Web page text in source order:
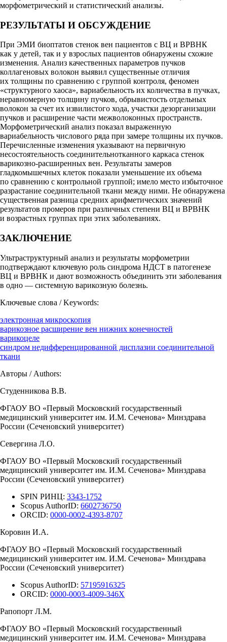
морфометрический и статистический анализы.
РЕЗУЛЬТАТЫ И ОБСУЖДЕНИЕ
При ЭМИ биоптатов стенок вен пациентов с ВЦ и ВРВНК
как у детей, так и у взрослых пациентов обнаружены схожие
изменения. Анализ качественных параметров пучков
коллагеновых волокон выявил существенные отличия
их толщины по сравнению с группой контроля, феномен
«структурного хаоса», вариабельность их количества в пучках,
неравномерную толщину пучков, обрывистость отдельных
волокон за счет их извилистого хода, участки дезорганизации
пучков и расширение части межволоконных пространств.
Морфометрический анализ показал выраженную
вариабельность числового ряда при замере толщины их пучков.
Перечисленные изменения указывают на первичную
несостоятельность соединительнотканного каркаса стенок
варикозно-расширенных вен. Результаты замеров
гладкомышечных клеток показали уменьшение их объема
по сравнению с контрольной группой; имело место избыточное
разрастание соединительной ткани между ними. Не обнаружена
существенная разница средних арифметических значений
результатов промеров при различных степени ВЦ и ВРВНК
и возрастных группах при этих заболеваниях.
ЗАКЛЮЧЕНИЕ
Ультраструктурный анализ и результаты морфометрии
подтверждают ключевую роль синдрома НДСТ в патогенезе
ВЦ и ВРВНК и дают возможность объединить эти заболевания
в одно — системную варикозную болезнь.
Ключевые слова / Keywords:
электронная микроскопия
варикозное расширение вен нижних конечностей
варикоцеле
синдром недифференцированной дисплазии соединительной
ткани
Авторы / Authors:
Студенникова В.В.
ФГАОУ ВО «Первый Московский государственный
медицинский университет им. И.М. Сеченова» Минздрава
России (Сеченовский университет)
Севергина Л.О.
ФГАОУ ВО «Первый Московский государственный
медицинский университет им. И.М. Сеченова» Минздрава
России (Сеченовский университет)
SPIN РИНЦ: 3343-1752
Scopus AuthorID: 6602736750
ORCID: 0000-0002-4393-8707
Коровин И.А.
ФГАОУ ВО «Первый Московский государственный
медицинский университет им. И.М. Сеченова» Минздрава
России (Сеченовский университет)
Scopus AuthorID: 57195916325
ORCID: 0000-0003-4009-346X
Рапопорт Л.М.
ФГАОУ ВО «Первый Московский государственный
медицинский университет им. И.М. Сеченова» Минздрава